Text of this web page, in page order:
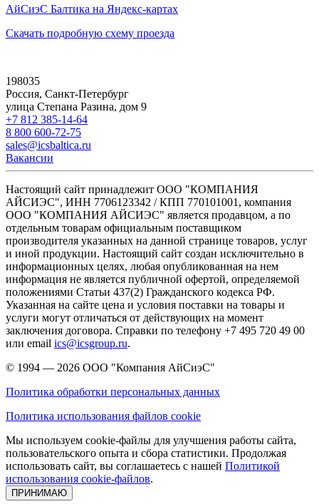
АйСиэС Балтика на Яндекс-картах
Скачать подробную схему проезда
198035
Россия, Санкт-Петербург
улица Степана Разина, дом 9
+7 812 385-14-64
8 800 600-72-75
sales@icsbaltica.ru
Вакансии
Настоящий сайт принадлежит ООО "КОМПАНИЯ
АЙСИЭС", ИНН 7706123342 / КПП 770101001, компания
ООО "КОМПАНИЯ АЙСИЭС" является продавцом, а по
отдельным товарам официальным поставщиком
производителя указанных на данной странице товаров, услуг
и иной продукции. Настоящий сайт создан исключительно в
информационных целях, любая опубликованная на нем
информация не является публичной офертой, определяемой
положениями Статьи 437(2) Гражданского кодекса РФ.
Указанная на сайте цена и условия поставки на товары и
услуги могут отличаться от действующих на момент
заключения договора. Справки по телефону +7 495 720 49 00
или email ics@icsgroup.ru.
© 1994 — 2026 ООО "Компания АйСиэС"
Политика обработки персональных данных
Политика использования файлов cookie
Мы используем cookie-файлы для улучшения работы сайта,
пользовательского опыта и сбора статистики. Продолжая
использовать сайт, вы соглашаетесь с нашей Политикой
использования cookie-файлов.
ПРИНИМАЮ